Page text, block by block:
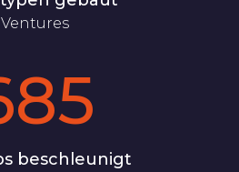
Ventures
beschleunigt